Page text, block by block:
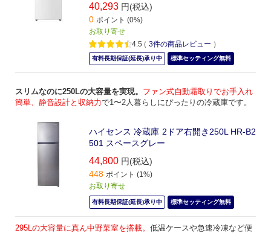
40,293 円(税込)
0 ポイント (0%)
お取り寄せ
4.5（ 3件の商品レビュー ）
有料長期保証(延長)承り中 標準セッティング無料
スリムなのに250Lの大容量を実現。 ファン式自動霜取りでお手入れ
簡単、静音設計と収納力で1〜2人暮らしにぴったりの冷蔵庫です。
ハイセンス 冷蔵庫 2ドア右開き250L HR-B2
501 スペースグレー
44,800 円(税込)
448 ポイント (1%)
お取り寄せ
有料長期保証(延長)承り中 標準セッティング無料
295Lの大容量に真ん中野菜室を搭載。 低温ケースや急速冷凍など便